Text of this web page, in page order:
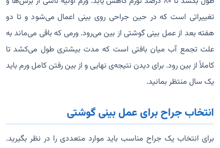
تغییراتی است که در حین جراحی روی بینی اعمال می‌شود و تا دو
هفته بعد از عمل بینی گوشتی از بین می‌رود. ورمی که باقی می‌ماند به
علت تجمع آب میان بافتی است که مدت بیشتری طول می‌کشد تا
کاملاً از بین رود. برای دیدن نتیجه‌ی نهایی و از بین رفتن کامل ورم باید
یک سال منتظر بمانید.
انتخاب جراح برای عمل بینی گوشتی
برای انتخاب یک جراح مناسب باید موارد متعددی را در نظر بگیرید.